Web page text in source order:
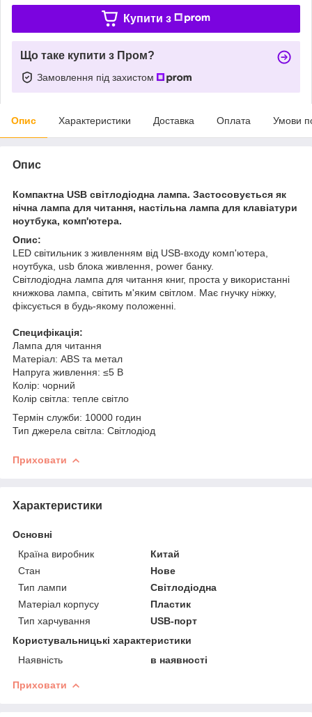
Купити з
Що таке купити з Пром?
Замовлення під захистом
Опис Характеристики Доставка Оплата Умови
Опис
Компактна USB світлодіодна лампа. Застосовується як
нічна лампа для читання, настільна лампа для клавіатури
ноутбука, комп'ютера.
Опис:
LED світильник з живленням від USB-входу комп'ютера,
ноутбука, usb блока живлення, power банку.
Світлодіодна лампа для читання книг, проста у використанні
книжкова лампа, світить м'яким світлом. Має гнучку ніжку,
фіксується в будь-якому положенні.
Специфікація:
Лампа для читання
Матеріал: ABS та метал
Напруга живлення: ≤5 В
Колір: чорний
Колір світла: тепле світло
Термін служби: 10000 годин
Тип джерела світла: Світлодіод
Приховати
Характеристики
Основні
Країна виробник
Китай
Стан
Нове
Тип лампи
Світлодіодна
Матеріал корпусу
Пластик
Тип харчування
USB-порт
Користувальницькі характеристики
Наявність
в наявності
Приховати